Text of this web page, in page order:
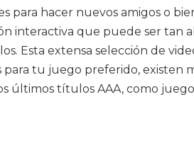
para hacer nuevos amigos o
interactiva que puede ser tan
Esta extensa selección de
para tu juego preferido, existen
últimos títulos AAA, como